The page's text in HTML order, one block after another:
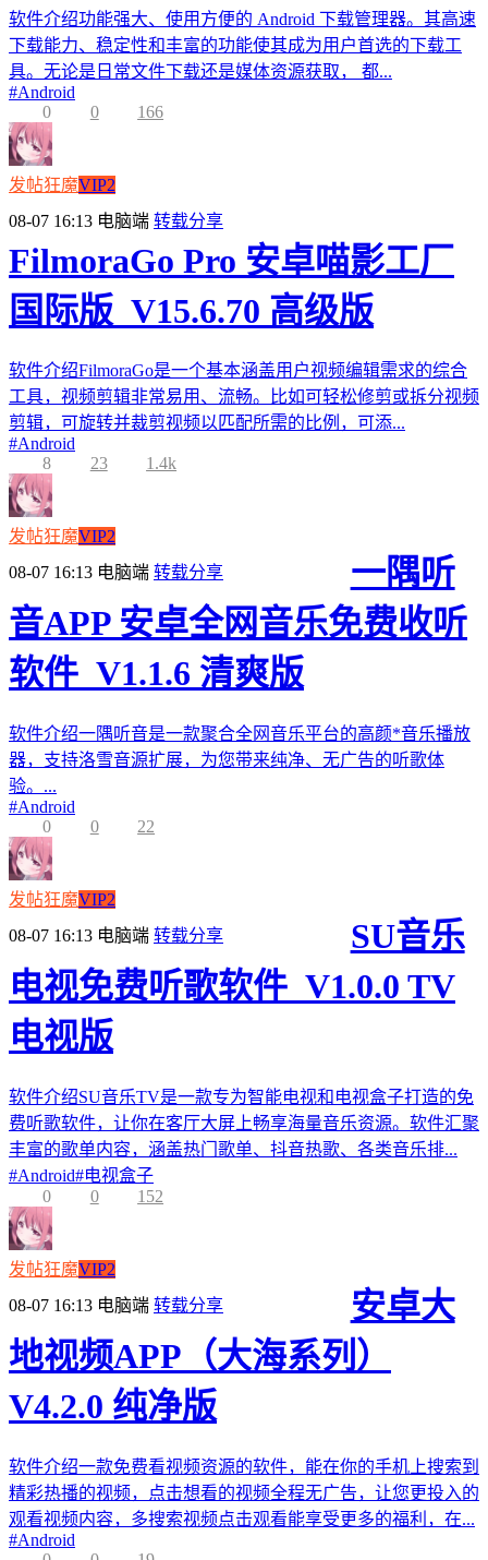
软件介绍功能强大、使用方便的 Android 下载管理器。其高速
下载能力、稳定性和丰富的功能使其成为用户首选的下载工
具。无论是日常文件下载还是媒体资源获取， 都...
#Android
0
0 166
发帖狂魔VIP2
08-07 16:13 电脑端 转载分享
FilmoraGo Pro 安卓喵影工厂
国际版_V15.6.70 高级版
软件介绍FilmoraGo是一个基本涵盖用户视频编辑需求的综合
工具，视频剪辑非常易用、流畅。比如可轻松修剪或拆分视频
剪辑，可旋转并裁剪视频以匹配所需的比例，可添...
#Android
8
23 1.4k
发帖狂魔VIP2
08-07 16:13 电脑端 转载分享
一隅听
音APP 安卓全网音乐免费收听
软件_V1.1.6 清爽版
软件介绍一隅听音是一款聚合全网音乐平台的高颜*音乐播放
器，支持洛雪音源扩展，为您带来纯净、无广告的听歌体
验。...
#Android
0
0 22
发帖狂魔VIP2
08-07 16:13 电脑端 转载分享
SU音乐
电视免费听歌软件_V1.0.0 TV
电视版
软件介绍SU音乐TV是一款专为智能电视和电视盒子打造的免
费听歌软件，让你在客厅大屏上畅享海量音乐资源。软件汇聚
丰富的歌单内容，涵盖热门歌单、抖音热歌、各类音乐排...
#Android#电视盒子
0
0 152
发帖狂魔VIP2
08-07 16:13 电脑端 转载分享
安卓大
地视频APP（大海系列）
V4.2.0 纯净版
软件介绍一款免费看视频资源的软件，能在你的手机上搜索到
精彩热播的视频，点击想看的视频全程无广告，让您更投入的
观看视频内容，多搜索视频点击观看能享受更多的福利，在...
#Android